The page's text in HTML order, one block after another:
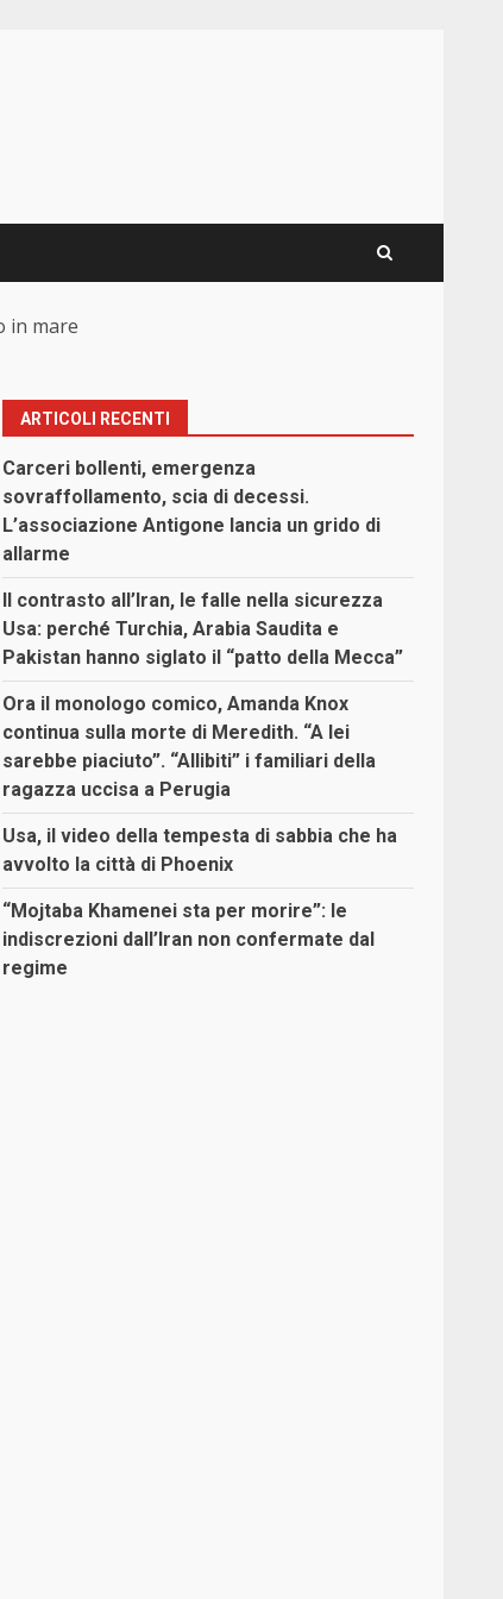
in mare
ARTICOLI RECENTI
Carceri bollenti, emergenza
sovraffollamento, scia di decessi.
L’associazione Antigone lancia un grido di
allarme
Il contrasto all’Iran, le falle nella sicurezza
Usa: perché Turchia, Arabia Saudita e
Pakistan hanno siglato il “patto della Mecca”
Ora il monologo comico, Amanda Knox
continua sulla morte di Meredith. “A lei
sarebbe piaciuto”. “Allibiti” i familiari della
ragazza uccisa a Perugia
Usa, il video della tempesta di sabbia che ha
avvolto la città di Phoenix
“Mojtaba Khamenei sta per morire”: le
indiscrezioni dall’Iran non confermate dal
regime